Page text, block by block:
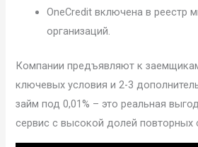
OneCredit включена в реестр
организаций.
Компании предъявляют к
ключевых условия и 2-3
займ под 0,01% – это реальная
сервис с высокой долей повторных